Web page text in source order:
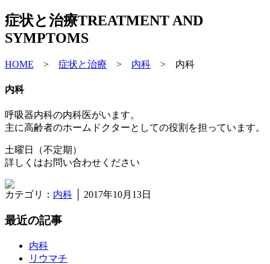
症状と治療TREATMENT AND
SYMPTOMS
HOME > 症状と治療 > 内科 > 内科
内科
呼吸器内科の内科医がいます。
主に高齢者のホームドクターとしての役割を担っています。
土曜日（不定期）
詳しくはお問い合わせください
カテゴリ： 内科 │ 2017年10月13日
最近の記事
内科
リウマチ